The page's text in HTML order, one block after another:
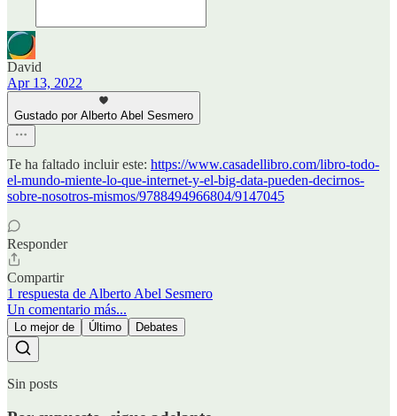
David
Apr 13, 2022
Gustado por Alberto Abel Sesmero
Te ha faltado incluir este: https://www.casadellibro.com/libro-todo-
el-mundo-miente-lo-que-internet-y-el-big-data-pueden-decirnos-
sobre-nosotros-mismos/9788494966804/9147045
Responder
Compartir
1 respuesta de Alberto Abel Sesmero
Un comentario más...
Lo mejor de Último Debates
Sin posts